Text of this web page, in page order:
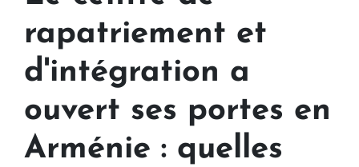
rapatriement et
d'intégration a
ouvert ses portes en
Arménie : quelles